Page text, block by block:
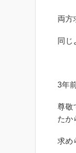
両方
同じ
3年
尊敬
たか
求め